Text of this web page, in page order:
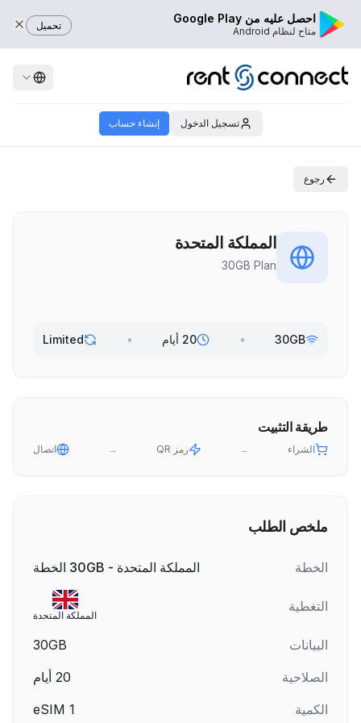
احصل عليه من Google Play
متاح لنظام Android تحميل
تسجيل الدخول إنشاء حساب
رجوع
المملكة المتحدة
30GB Plan
30GB
• 20 أيام •
Limited
طريقة التثبيت
الشراء → رمز QR → اتصال
ملخص الطلب
الخطة المملكة المتحدة - 30GB الخطة
التغطية
المملكة المتحدة
البيانات
30GB
الصلاحية
20 أيام
الكمية
1